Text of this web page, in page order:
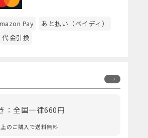
Pay
あと払い（ペイディ）
代金引換
：全国一律660円
のご購入で送料無料